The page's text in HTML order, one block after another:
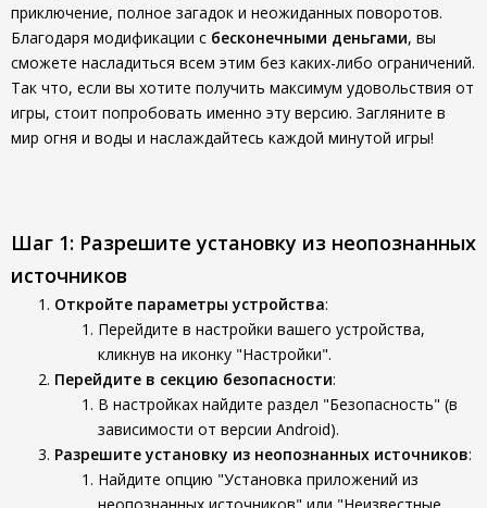
приключение, полное загадок и неожиданных поворотов.
Благодаря модификации с бесконечными деньгами, вы
сможете насладиться всем этим без каких-либо ограничений.
Так что, если вы хотите получить максимум удовольствия от
игры, стоит попробовать именно эту версию. Загляните в
мир огня и воды и наслаждайтесь каждой минутой игры!
Шаг 1: Разрешите установку из неопознанных
источников
Откройте параметры устройства:
Перейдите в настройки вашего устройства,
кликнув на иконку "Настройки".
Перейдите в секцию безопасности:
В настройках найдите раздел "Безопасность" (в
зависимости от версии Android).
Разрешите установку из неопознанных источников:
Найдите опцию "Установка приложений из